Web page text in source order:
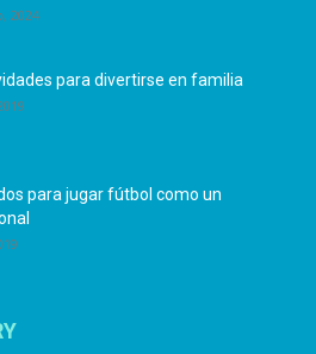
2024
para divertirse en familia
para jugar fútbol como un